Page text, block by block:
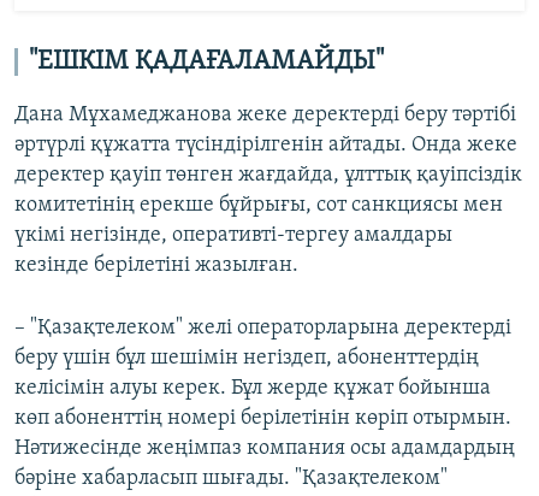
"ЕШКІМ ҚАДАҒАЛАМАЙДЫ"
Дана Мұхамеджанова жеке деректерді беру тәртібі
әртүрлі құжатта түсіндірілгенін айтады. Онда жеке
деректер қауіп төнген жағдайда, ұлттық қауіпсіздік
комитетінің ерекше бұйрығы, сот санкциясы мен
үкімі негізінде, оперативті-тергеу амалдары
кезінде берілетіні жазылған.
– "Қазақтелеком" желі операторларына деректерді
беру үшін бұл шешімін негіздеп, абоненттердің
келісімін алуы керек. Бұл жерде құжат бойынша
көп абоненттің номері берілетінін көріп отырмын.
Нәтижесінде жеңімпаз компания осы адамдардың
бәріне хабарласып шығады. "Қазақтелеком"